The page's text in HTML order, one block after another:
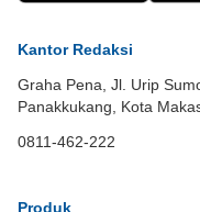
Kantor Redaksi
Graha Pena, Jl. Urip
Panakkukang, Kota
0811-462-222
Produk